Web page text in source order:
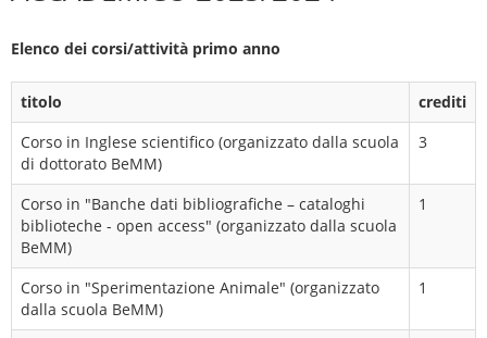
Elenco dei corsi/attività primo anno
titolo
crediti
Corso in Inglese scientifico (organizzato dalla scuola
di dottorato BeMM)
3
Corso in "Banche dati bibliografiche – cataloghi
biblioteche - open access" (organizzato dalla scuola
BeMM)
1
Corso in "Sperimentazione Animale" (organizzato
dalla scuola BeMM)
1